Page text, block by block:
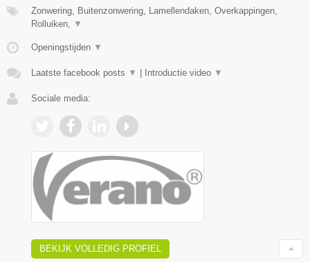
Zonwering, Buitenzonwering, Lamellendaken, Overkappingen,
Rolluiken,
▼
Openingstijden ▼
Laatste facebook posts ▼ Introductie video ▼
Sociale media:
BEKIJK VOLLEDIG PROFIEL